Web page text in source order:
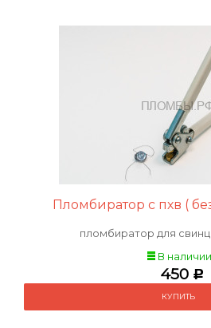
Пломбиратор с пхв (
пломбиратор для
В наличии
450 Р